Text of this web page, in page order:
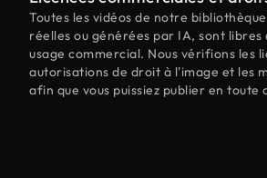
Toutes les vidéos de notre
réelles ou générées par IA, sont libres
usage commercial. Nous vérifions les
autorisations de droit à l'image et les
afin que vous puissiez publier en toute